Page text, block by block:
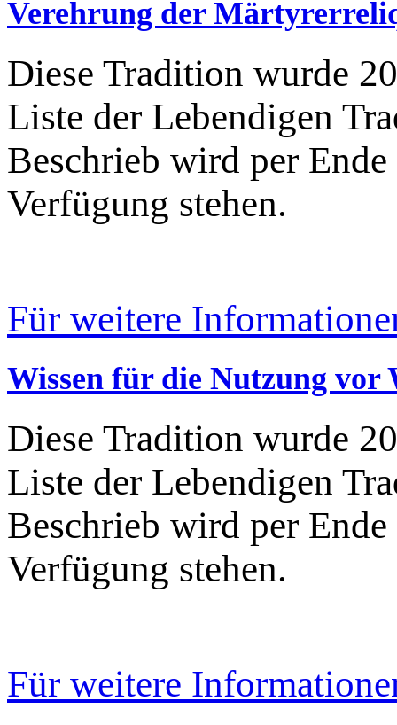
Verehrung der
Diese Tradition wurde
Liste der Lebendigen
Beschrieb wird per
Verfügung stehen.
Für weitere
Wissen für die Nutzung vor
Diese Tradition wurde
Liste der Lebendigen
Beschrieb wird per
Verfügung stehen.
Für weitere